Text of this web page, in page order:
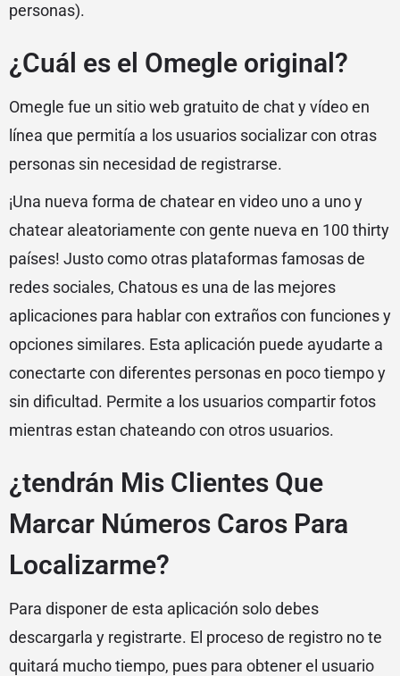
personas).
¿Cuál es el Omegle original?
Omegle fue un sitio web gratuito de chat y vídeo en
línea que permitía a los usuarios socializar con otras
personas sin necesidad de registrarse.
¡Una nueva forma de chatear en video uno a uno y
chatear aleatoriamente con gente nueva en 100 thirty
países! Justo como otras plataformas famosas de
redes sociales, Chatous es una de las mejores
aplicaciones para hablar con extraños con funciones y
opciones similares. Esta aplicación puede ayudarte a
conectarte con diferentes personas en poco tiempo y
sin dificultad. Permite a los usuarios compartir fotos
mientras estan chateando con otros usuarios.
¿tendrán Mis Clientes Que
Marcar Números Caros Para
Localizarme?
Para disponer de esta aplicación solo debes
descargarla y registrarte. El proceso de registro no te
quitará mucho tiempo, pues para obtener el usuario